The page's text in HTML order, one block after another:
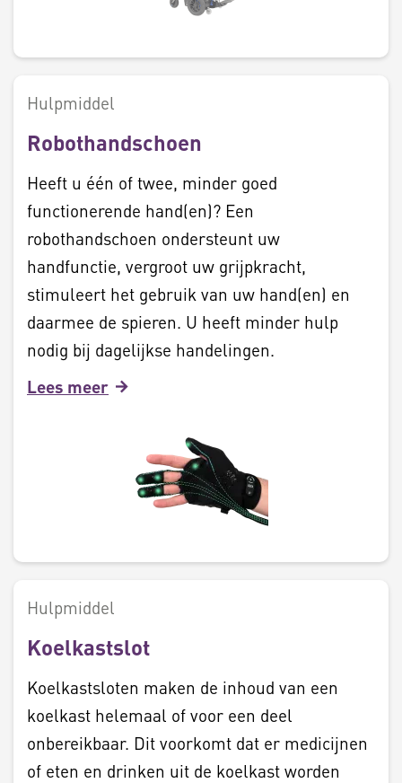
Hulpmiddel
Robothandschoen
Heeft u één of twee, minder goed
functionerende hand(en)? Een
robothandschoen ondersteunt uw
handfunctie, vergroot uw grijpkracht,
stimuleert het gebruik van uw hand(en) en
daarmee de spieren. U heeft minder hulp
nodig bij dagelijkse handelingen.
Lees meer
Hulpmiddel
Koelkastslot
Koelkastsloten maken de inhoud van een
koelkast helemaal of voor een deel
onbereikbaar. Dit voorkomt dat er medicijnen
of eten en drinken uit de koelkast worden